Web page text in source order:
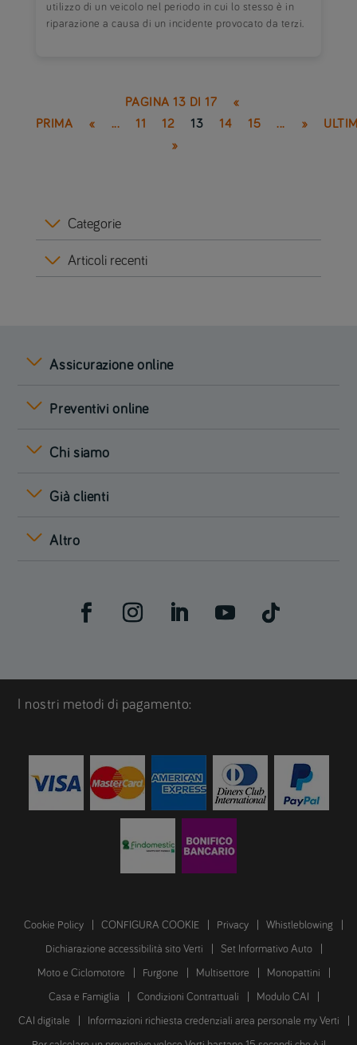
utilizzo di un veicolo nel periodo in cui lo stesso è in
riparazione a causa di un incidente provocato da terzi.
PAGINA 13 DI 17
«
PRIMA
« ... 11 12 13 14 15 ... »
»
Categorie
Articoli recenti
Assicurazione online
Preventivi online
Chi siamo
Già clienti
Altro
I nostri metodi di pagamento:
Cookie Policy CONFIGURA COOKIE Privacy Whistleblowing
Dichiarazione accessibilità sito Verti Set Informativo Auto
Moto e Ciclomotore Furgone Multisettore Monopattini
Casa e Famiglia Condizioni Contrattuali Modulo CAI
CAI digitale Informazioni richiesta credenziali area personale my Verti